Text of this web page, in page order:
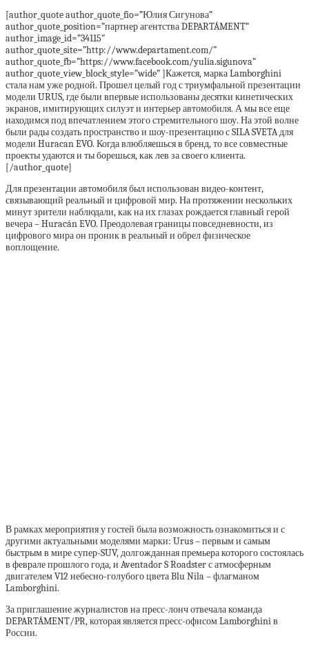
[author_quote author_quote_fio=”Юлия Сигунова”
author_quote_position=”партнер агентства DEPARTÁMENT”
author_image_id=”34115″
author_quote_site=”http://www.departament.com/”
author_quote_fb=”https://www.facebook.com/yulia.sigunova”
author_quote_view_block_style=”wide” ]Кажется, марка Lamborghini
стала нам уже родной. Прошел целый год с триумфальной презентации
модели URUS, где были впервые использованы десятки кинетических
экранов, имитирующих силуэт и интерьер автомобиля. А мы все еще
находимся под впечатлением этого стремительного шоу. На этой волне
были рады создать пространство и шоу-презентацию с SILA SVETA для
модели Huracan EVO. Когда влюбляешься в бренд, то все совместные
проекты удаются и ты борешься, как лев за своего клиента.
[/author_quote]
Для презентации автомобиля был использован видео-контент,
связывающий реальный и цифровой мир. На протяжении нескольких
минут зрители наблюдали, как на их глазах рождается главный герой
вечера – Huracán EVO. Преодолевая границы повседневности, из
цифрового мира он проник в реальный и обрел физическое
воплощение.
В рамках мероприятия у гостей была возможность ознакомиться и с
другими актуальными моделями марки: Urus – первым и самым
быстрым в мире супер-SUV, долгожданная премьера которого состоялась
в феврале прошлого года, и Aventador S Roadster с атмосферным
двигателем V12 небесно-голубого цвета Blu Nila – флагманом
Lamborghini.
За приглашение журналистов на пресс-лонч отвечала команда
DEPARTÁMENT/PR, которая является пресс-офисом Lamborghini в
России.